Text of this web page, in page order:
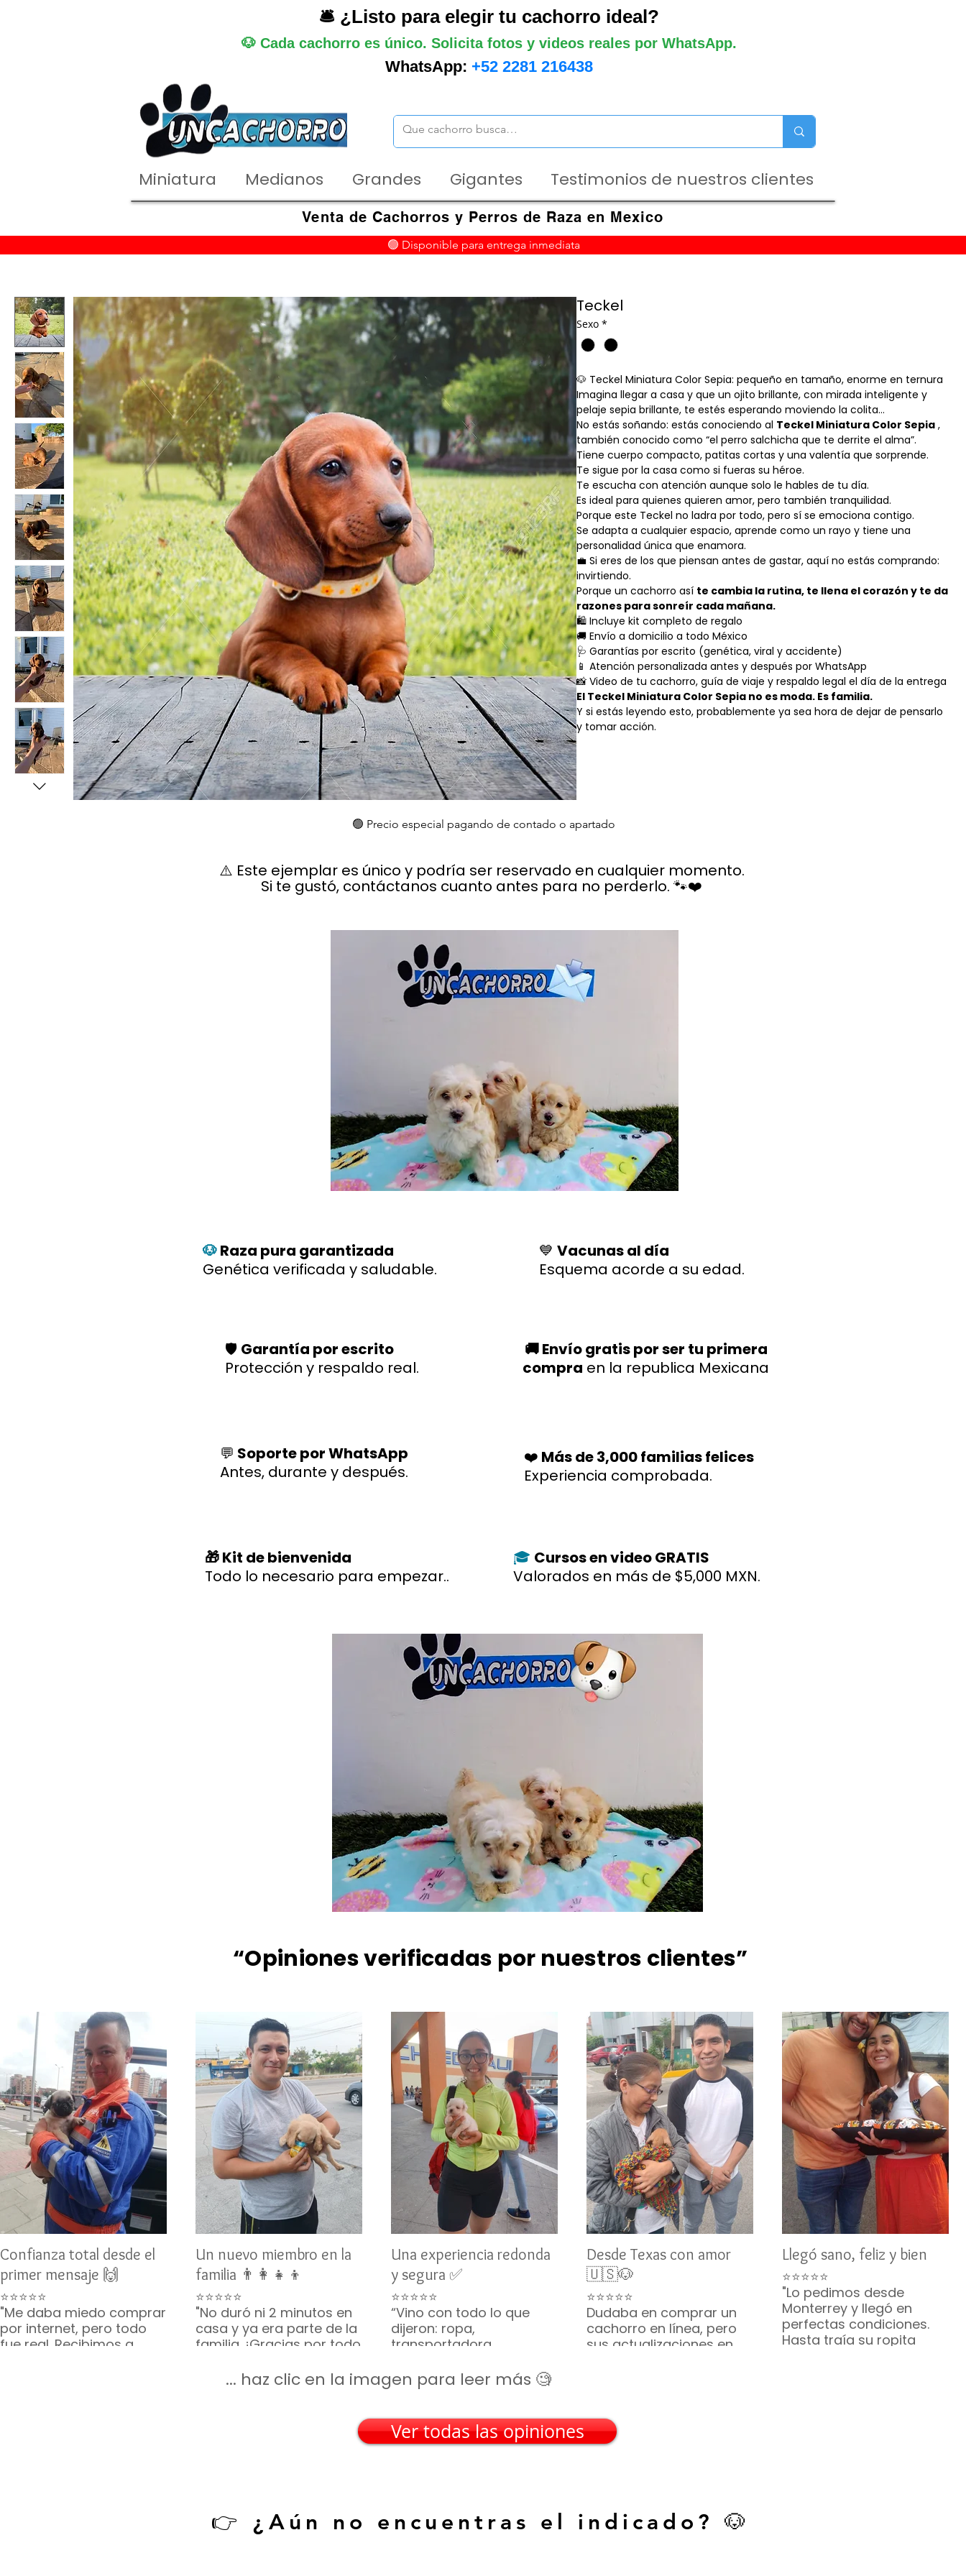
🛎️ ¿Listo para elegir tu cachorro ideal?
🐶 Cada cachorro es único. Solicita fotos y videos reales por WhatsApp.
WhatsApp: +52 2281 216438
Miniatura Medianos Grandes Gigantes Testimonios de nuestros clientes
Venta de Cachorros y Perros de Raza en Mexico
🟢 Disponible para entrega inmediata
Teckel
Sexo *
🐶 Teckel Miniatura Color Sepia: pequeño en tamaño, enorme en ternura
Imagina llegar a casa y que un ojito brillante, con mirada inteligente y
pelaje sepia brillante, te estés esperando moviendo la colita…
No estás soñando: estás conociendo al Teckel Miniatura Color Sepia ,
también conocido como “el perro salchicha que te derrite el alma”.
Tiene cuerpo compacto, patitas cortas y una valentía que sorprende.
Te sigue por la casa como si fueras su héroe.
Te escucha con atención aunque solo le hables de tu día.
Es ideal para quienes quieren amor, pero también tranquilidad.
Porque este Teckel no ladra por todo, pero sí se emociona contigo.
Se adapta a cualquier espacio, aprende como un rayo y tiene una
personalidad única que enamora.
💼 Si eres de los que piensan antes de gastar, aquí no estás comprando:
invirtiendo.
Porque un cachorro así te cambia la rutina, te llena el corazón y te da
razones para sonreír cada mañana.
🛍 Incluye kit completo de regalo
🚚 Envío a domicilio a todo México
🩺 Garantías por escrito (genética, viral y accidente)
📱 Atención personalizada antes y después por WhatsApp
📸 Video de tu cachorro, guía de viaje y respaldo legal el día de la entrega
El Teckel Miniatura Color Sepia no es moda. Es familia.
Y si estás leyendo esto, probablemente ya sea hora de dejar de pensarlo
y tomar acción.
🟢 Precio especial pagando de contado o apartado
⚠️ Este ejemplar es único y podría ser reservado en cualquier momento.
Si te gustó, contáctanos cuanto antes para no perderlo. 🐾❤️
🐶Raza pura garantizada
Genética verificada y saludable.
💙 Vacunas al día
Esquema acorde a su edad.
🛡️ Garantía por escrito
Protección y respaldo real.
🚚 Envío gratis por ser tu primera
compra en la republica Mexicana
💬 Soporte por WhatsApp
Antes, durante y después.
❤️ Más de 3,000 familias felices
Experiencia comprobada.
🎁 Kit de bienvenida
Todo lo necesario para empezar..
🎓 Cursos en video GRATIS
Valorados en más de $5,000 MXN.
“Opiniones verificadas por nuestros clientes”
Confianza total desde el
primer mensaje 🙌
⭐⭐⭐⭐⭐
"Me daba miedo comprar
por internet, pero todo
fue real. Recibimos a
Un nuevo miembro en la
familia 👨‍👩‍👧‍👦
⭐⭐⭐⭐⭐
"No duró ni 2 minutos en
casa y ya era parte de la
familia. ¡Gracias por todo
completito!"
Una experiencia redonda
y segura ✅
⭐⭐⭐⭐⭐
“Vino con todo lo que
dijeron: ropa,
transportadora,
parecía una caja de
regalo. Gracias por tanto
— Silvia M. • San Luis
Potosí
Desde Texas con amor
🇺🇸🐶
⭐⭐⭐⭐⭐
Dudaba en comprar un
cachorro en línea, pero
sus actualizaciones en
recomiendo muchísimo!
— Emily R. • Austin, Texas
Llegó sano, feliz y bien
⭐⭐⭐⭐⭐
"Lo pedimos desde
Monterrey y llegó en
perfectas condiciones.
Hasta traía su ropita
... haz clic en la imagen para leer más 🧐
Ver todas las opiniones
👉 ¿Aún no encuentras el indicado? 🐶